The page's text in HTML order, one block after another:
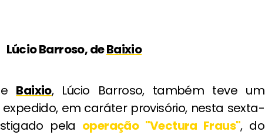
Lúcio Barroso, deBaixio
Baixio, Lúcio Barroso, também teve um
em caráter provisório, nesta sexta-
pela operação "Vectura Fraus", do